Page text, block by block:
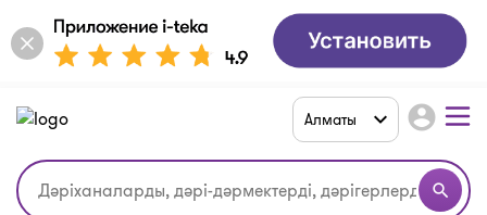
search
Алматы account_circle